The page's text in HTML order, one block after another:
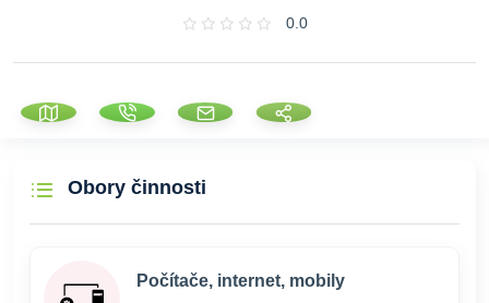
0.0
Obory činnosti
Počítače, internet, mobily